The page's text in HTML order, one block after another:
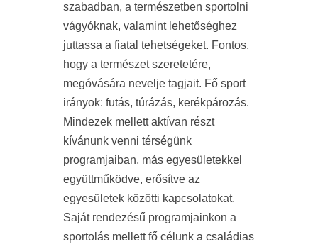
szabadban, a természetben sportolni
vágyóknak, valamint lehetőséghez
juttassa a fiatal tehetségeket. Fontos,
hogy a természet szeretetére,
megóvására nevelje tagjait. Fő sport
irányok: futás, túrázás, kerékpározás.
Mindezek mellett aktívan részt
kívánunk venni térségünk
programjaiban, más egyesületekkel
együttműködve, erősítve az
egyesületek közötti kapcsolatokat.
Saját rendezésű programjainkon a
sportolás mellett fő célunk a családias